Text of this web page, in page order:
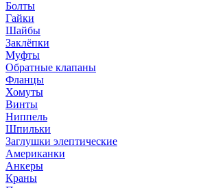
Болты
Гайки
Шайбы
Заклёпки
Муфты
Обратные клапаны
Фланцы
Хомуты
Винты
Ниппель
Шпильки
Заглушки элептические
Американки
Анкеры
Краны